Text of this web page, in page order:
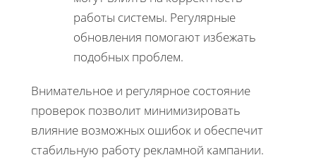
работы системы. Регулярные
обновления помогают избежать
подобных проблем.
Внимательное и регулярное состояние
проверок позволит минимизировать
влияние возможных ошибок и обеспечит
стабильную работу рекламной кампании.